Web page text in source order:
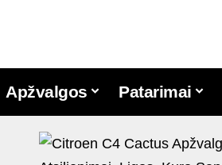
Apžvalgos Patarimai